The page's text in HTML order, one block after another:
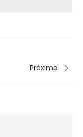
Próximo